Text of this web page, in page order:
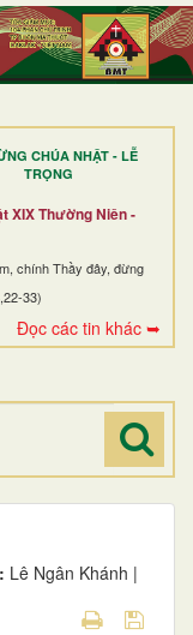
CHÚA NHẬT - LỄ
TRỌNG
XIX Thường Niên -
chính Thầy đây, đừng
33)
Đọc các tin khác ➥
Lê Ngân Khánh |